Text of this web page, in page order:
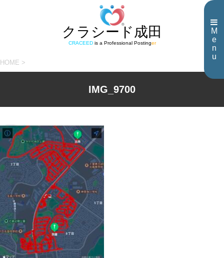
M
e
n
u
クラシード成田
CRACEEDis a Professional Postinger
HOME >
IMG_9700